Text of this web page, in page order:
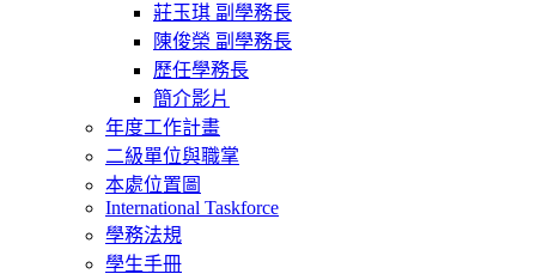
莊玉琪 副學務長
陳俊榮 副學務長
歷任學務長
簡介影片
年度工作計畫
二級單位與職掌
本處位置圖
International Taskforce
學務法規
學生手冊